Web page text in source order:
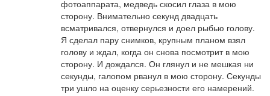
фотоаппарата, медведь скосил глаза в мою
сторону. Внимательно секунд двадцать
всматривался, отвернулся и доел рыбью голову.
Я сделал пару снимков, крупным планом взял
голову и ждал, когда он снова посмотрит в мою
сторону. И дождался. Он глянул и не мешкая ни
секунды, галопом рванул в мою сторону. Секунды
три ушло на оценку серьезности его намерений.